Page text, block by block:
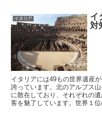
イタリア
イ
対
イタリアには49もの世界遺産
誇っています。北のアルプス
に散在しており、それぞれの
客を魅了しています。世界１位